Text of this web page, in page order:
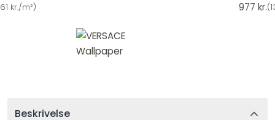
kr./m²) 977 kr.(
Beskrivelse